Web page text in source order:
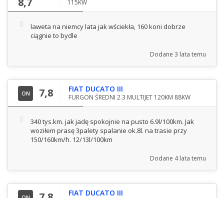
115KW
laweta na niemcy lata jak wściekła, 160 koni dobrze
ciągnie to bydle
Dodane 3 lata temu
ON 7,8 FIAT DUCATO III
FURGON ŚREDNI 2.3 MULTIJET 120KM 88KW
340 tys.km. jak jadę spokojnie na pusto 6.9l/100km. Jak
woziłem prasę 3palety spalanie ok.8l. na trasie przy
150/160km/h. 12/13l/100km
Dodane 4 lata temu
FIAT DUCATO III